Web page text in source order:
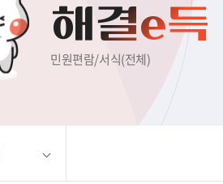
해결e득
민원편람/서식(전체)